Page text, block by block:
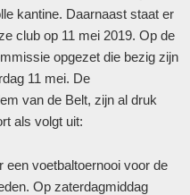
kantine. Daarnaast staat er
club op 11 mei 2019. Op de
opgezet die bezig zijn
11 mei. De
van de Belt, zijn al druk
als volgt uit:
een voetbaltoernooi voor de
Op zaterdagmiddag